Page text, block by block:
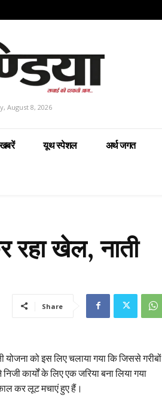
August 8, 2026
यूथ स्पेशल अर्थ जगत
रहा खेल, नाती
Share
योजना को इस लिए चलाया गया कि जिससे गरीबों
कार्यों के लिए एक जरिया बना लिया गया
कर लूट मचाएं हुए हैं।